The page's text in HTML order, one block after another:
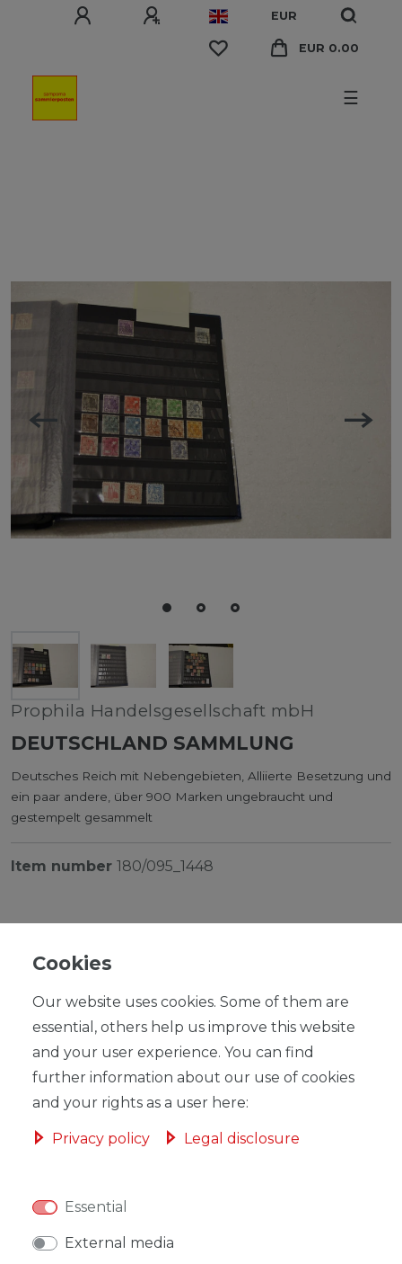
EUR
EUR 0.00
☰
Prophila Handelsgesellschaft mbH
DEUTSCHLAND SAMMLUNG
Deutsches Reich mit Nebengebieten, Alliierte Besetzung und
ein paar andere, über 900 Marken ungebraucht und
gestempelt gesammelt
Item number 180/095_1448
RRP €99.00
EUR 89.07
Content1piece
Ready for shipping, delivery in 48h
ADD TO SHOPPING CART
Cookies
Our website uses cookies. Some of them are
essential, others help us improve this website
and your user experience. You can find
further information about our use of cookies
and your rights as a user here:
Privacy policy Legal disclosure
Essential
External media